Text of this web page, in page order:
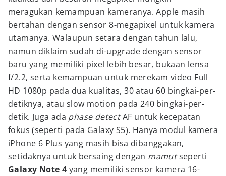
meragukan kemampuan kameranya. Apple masih
bertahan dengan sensor 8-megapixel untuk kamera
utamanya. Walaupun setara dengan tahun lalu,
namun diklaim sudah di-upgrade dengan sensor
baru yang memiliki pixel lebih besar, bukaan lensa
f/2.2, serta kemampuan untuk merekam video Full
HD 1080p pada dua kualitas, 30 atau 60 bingkai-per-
detiknya, atau slow motion pada 240 bingkai-per-
detik. Juga ada phase detectAF untuk kecepatan
fokus (seperti pada Galaxy S5). Hanya modul kamera
iPhone 6 Plus yang masih bisa dibanggakan,
setidaknya untuk bersaing dengan mamutseperti
Galaxy Note 4 yang memiliki sensor kamera 16-